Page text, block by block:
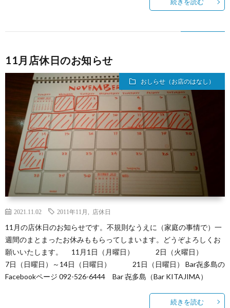
続きを読む
11月店休日のお知らせ
おしらせ（お店のはなし）
2021.11.02 2011年11月 店休日
11月の店休日のお知らせです。不規則なうえに（家庭の事情で）一
週間のまとまったお休みももらってしまいます。どうぞよろしくお
願いいたします。 11月1日（月曜日） 2日（火曜日）
7日（日曜日）～14日（日曜日） 21日（日曜日） Bar㐂多島の
Facebookページ 092-526-6444 Bar 㐂多島（Bar KITAJIMA）
続きを読む